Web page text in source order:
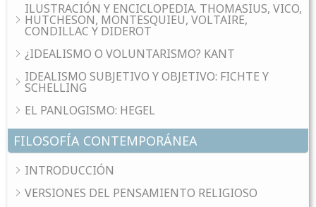
ILUSTRACIÓN Y ENCICLOPEDIA. THOMASIUS, VICO,
HUTCHESON, MONTESQUIEU, VOLTAIRE,
CONDILLAC Y DIDEROT
¿IDEALISMO O VOLUNTARISMO? KANT
IDEALISMO SUBJETIVO Y OBJETIVO: FICHTE Y
SCHELLING
EL PANLOGISMO: HEGEL
FILOSOFÍA CONTEMPORÁNEA
INTRODUCCIÓN
VERSIONES DEL PENSAMIENTO RELIGIOSO